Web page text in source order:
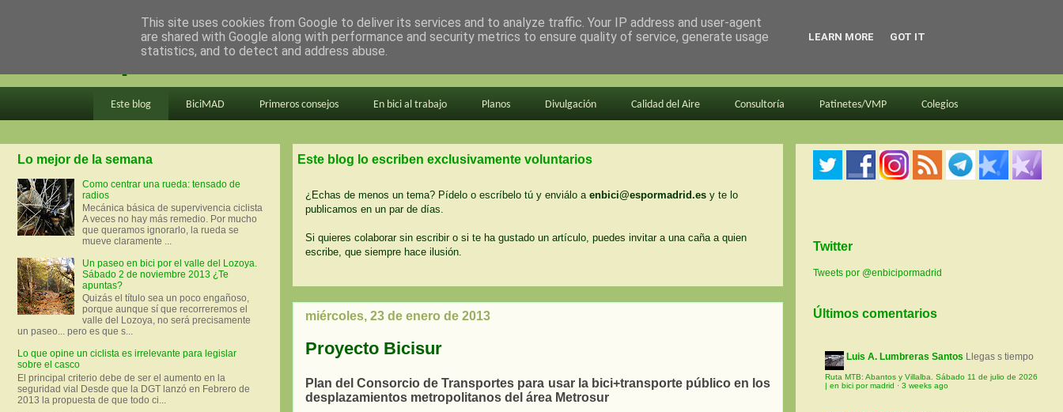
en bici por madrid
Este blog BiciMAD Primeros consejos En bici al trabajo Planos Divulgación Calidad del Aire Consultoría Patinetes/VMP Colegios
Este blog lo escriben exclusivamente voluntarios
¿Echas de menos un tema? Pídelo o escríbelo tú y enviálo a enbici@espormadrid.es y te lo
publicamos en un par de días.
Si quieres colaborar sin escribir o si te ha gustado un artículo, puedes invitar a una caña a quien
escribe, que siempre hace ilusión.
miércoles, 23 de enero de 2013
Proyecto Bicisur
Plan del Consorcio de Transportes para usar la bici+transporte público en los
desplazamientos metropolitanos del área Metrosur
Lo mejor de la semana
Como centrar una rueda: tensado de
radios
Mecánica básica de supervivencia ciclista
A veces no hay más remedio. Por mucho
que queramos ignorarlo, la rueda se
mueve claramente ...
Un paseo en bici por el valle del Lozoya.
Sábado 2 de noviembre 2013 ¿Te
apuntas?
Quizás el título sea un poco engañoso,
porque aunque sí que recorreremos el
valle del Lozoya, no será precisamente
un paseo... pero es que s...
Lo que opine un ciclista es irrelevante para legislar
sobre el casco
El principal criterio debe de ser el aumento en la
seguridad vial Desde que la DGT lanzó en Febrero de
2013 la propuesta de que todo ci...
Twitter
Tweets por @enbicipormadrid
Últimos comentarios
Luis A. Lumbreras Santos Llegas s tiempo
Ruta MTB: Abantos y Villalba. Sábado 11 de julio de 2026
| en bici por madrid · 3 weeks ago
This site uses cookies from Google to deliver its services and to analyze traffic. Your IP address and user-agent
are shared with Google along with performance and security metrics to ensure quality of service, generate usage
statistics, and to detect and address abuse.
LEARN MORE GOT IT